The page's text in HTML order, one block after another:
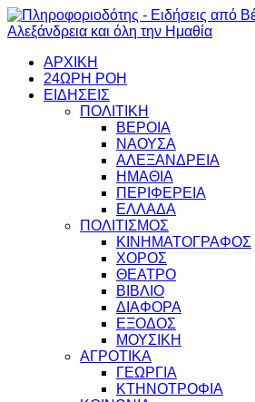
ΑΡΧΙΚΗ
24ΩΡΗ ΡΟΗ
ΕΙΔΗΣΕΙΣ
ΠΟΛΙΤΙΚΗ
ΒΕΡΟΙΑ
ΝΑΟΥΣΑ
ΑΛΕΞΑΝΔΡΕΙΑ
ΗΜΑΘΙΑ
ΠΕΡΙΦΕΡΕΙΑ
ΕΛΛΑΔΑ
ΠΟΛΙΤΙΣΜΟΣ
ΚΙΝΗΜΑΤΟΓΡΑΦΟΣ
ΧΟΡΟΣ
ΘΕΑΤΡΟ
ΒΙΒΛΙΟ
ΔΙΑΦΟΡΑ
ΕΞΟΔΟΣ
ΜΟΥΣΙΚΗ
ΑΓΡΟΤΙΚΑ
ΓΕΩΡΓΙΑ
ΚΤΗΝΟΤΡΟΦΙΑ